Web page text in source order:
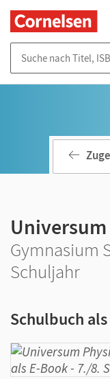
Gymnasium
Schuljahr
Schulbuch